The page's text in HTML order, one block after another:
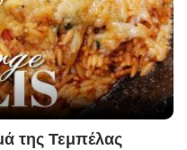
της Τεμπέλας